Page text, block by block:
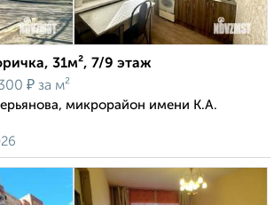
31м², 7/9 этаж
₽ за м²
микрорайон имени К.А.